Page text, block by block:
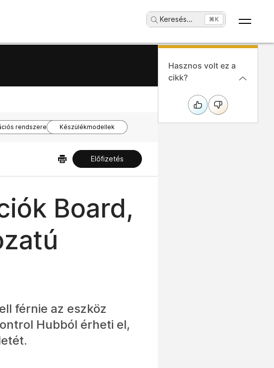
Keresés... ⌘K
rendszerek Készülékmodellek
Előfizetés
Board,
férnie az eszköz
Hubból érheti el,
Hasznos volt ez a
cikk?